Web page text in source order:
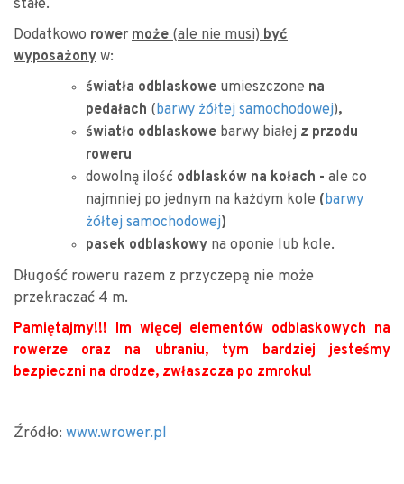
stałe.
Dodatkowo rower może(ale nie musi)być
wyposażony w:
światła odblaskowe umieszczone na
pedałach (barwy żółtej samochodowej),
światło odblaskowe barwy białej z przodu
roweru
dowolną ilość odblasków na kołach - ale co
najmniej po jednym na każdym kole (barwy
żółtej samochodowej)
pasek odblaskowy na oponie lub kole.
Długość roweru razem z przyczepą nie może
przekraczać 4 m.
Pamiętajmy!!! Im więcej elementów odblaskowych na
rowerze oraz na ubraniu, tym bardziej jesteśmy
bezpieczni na drodze, zwłaszcza po zmroku!
Źródło: www.wrower.pl